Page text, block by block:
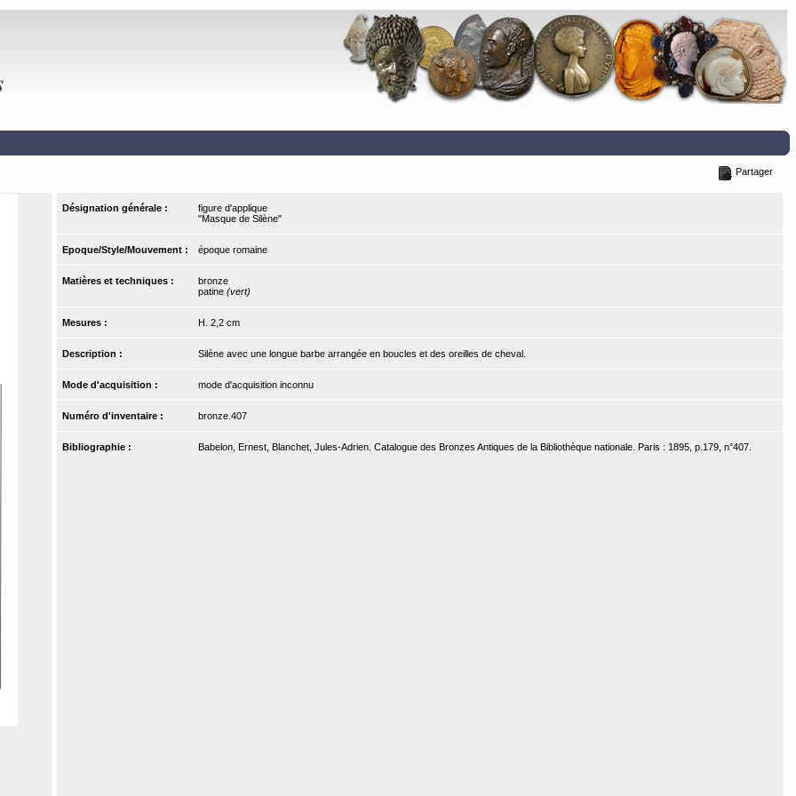
Partager
Désignation générale :
figure d'applique
"Masque de Silène"
Epoque/Style/Mouvement : époque romaine
Matières et techniques :
bronze
patine (vert)
Mesures : H. 2,2 cm
Description : Silène avec une longue barbe arrangée en boucles et des oreilles de cheval.
Mode d'acquisition : mode d'acquisition inconnu
Numéro d'inventaire : bronze.407
Bibliographie : Babelon, Ernest, Blanchet, Jules-Adrien. Catalogue des Bronzes Antiques de la Bibliothèque nationale. Paris : 1895, p.179, n°407.